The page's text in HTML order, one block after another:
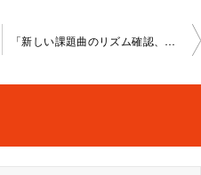
「新しい課題曲のリズム確認、メインテーマ解説」京都大 宮教室2022-09-24-­no0003-­1005